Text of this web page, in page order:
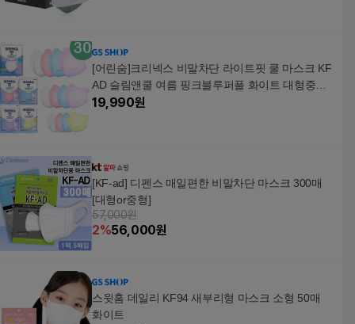
[어린숨]크리넥스 비말차단 라이트핏 쿨 마스크 KF
AD 슬림앤쿨 여름 핑크블루퍼플 화이트 대형중형
소형
19,990원
[KF-ad] 디펜스 매일편한 비말차단 마스크 300매
[대형or중형]
57,000원
2%56,000원
스윗홈 데일리 KF94 새부리형 마스크 소형 50매
화이트